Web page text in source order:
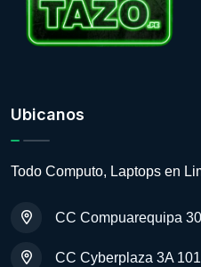
Ubicanos
Todo Computo, Laptops en
CC Compuarequipa
CC Cyberplaza 3A